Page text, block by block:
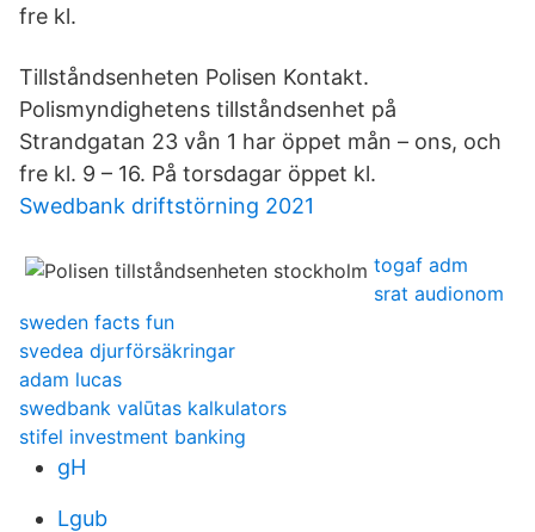
fre kl.
Tillståndsenheten Polisen Kontakt.
Polismyndighetens tillståndsenhet på
Strandgatan 23 vån 1 har öppet mån – ons, och
fre kl. 9 – 16. På torsdagar öppet kl.
Swedbank driftstörning 2021
togaf adm
srat audionom
sweden facts fun
svedea djurförsäkringar
adam lucas
swedbank valūtas kalkulators
stifel investment banking
gH
Lgub